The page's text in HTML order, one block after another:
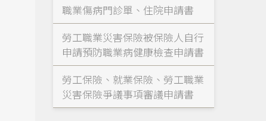
職業傷病門診單、住院申請書
勞工職業災害保險被保險人自行
申請預防職業病健康檢查申請書
勞工保險、就業保險、勞工職業
災害保險爭議事項審議申請書